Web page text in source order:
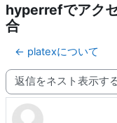
hyperrefでアク
合
← platexについて
表示モード